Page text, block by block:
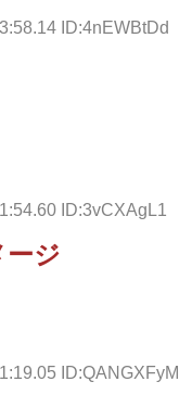
ID:4nEWBtDd
ID:3vCXAgL1
ージ
ID:QANGXFyM